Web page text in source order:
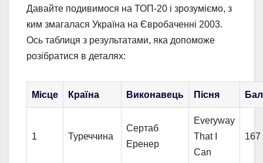
Давайте подивимося на ТОП-20 і зрозуміємо, з
ким змагалася Україна на Євробаченні 2003.
Ось таблиця з результатами, яка допоможе
розібратися в деталях:
Місце Країна Виконавець Пісня
1 Туреччина
Сертаб
Еренер
Everyway
That I
Can
167